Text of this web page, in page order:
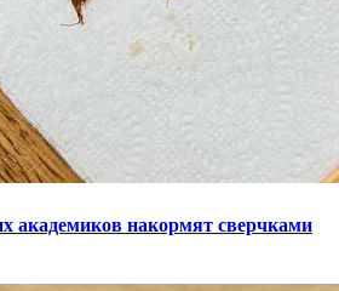
академиков накормят сверчками